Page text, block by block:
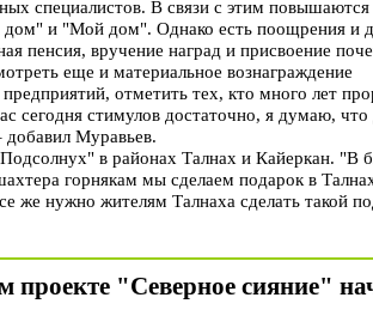
специалистов. В связи с этим
и "Мой дом". Однако есть поощрения и
пенсия, вручение наград и присвоение
еще и материальное вознаграждение
отметить тех, кто много лет
сегодня стимулов достаточно, я думаю,
добавил Муравьев.
в районах Талнах и Кайеркан. "В
горнякам мы сделаем подарок в
же нужно жителям Талнаха сделать такой
проекте "Северное сияние"